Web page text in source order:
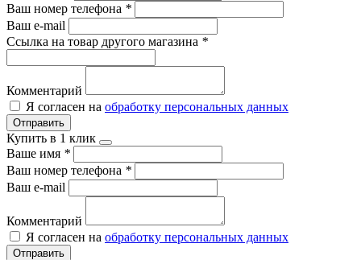
Ваш номер телефона *
Ваш e-mail
Ссылка на товар другого магазина *
Комментарий
Я согласен на обработку персональных данных
Отправить
Купить в 1 клик
Ваше имя *
Ваш номер телефона *
Ваш e-mail
Комментарий
Я согласен на обработку персональных данных
Отправить